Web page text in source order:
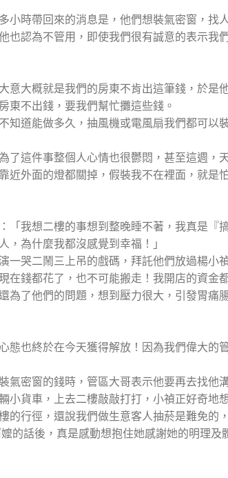
時帶回來的消息是，他們想裝氣密窗，找
認為不管用，即使我們很有誠意的表示我
大概就是我們的房東不肯出這筆錢，於是
東不出錢，要我們幫忙攤這些錢。
道能做多久，抽風機或電風扇我們都可以
這件事整個人心情也很鬱悶，甚至這週，
近外面的燈都關掉，假裝我不在裡面，就是
「我想二樓的事想到整晚睡不著，我真是『
為什麼我都沒感覺到幸福！」
哭二鬧三上吊的戲碼，拜託他們放過楊小
在錢都花了，也不可能搬走！我開店的資金
了他們的問題，想到壓力很大，引發胃痛
也終於在今天獲得解放！因為我們偉大的
密窗的錢時，管區大哥表示他要再去找他
貨車，上去二樓敲敲打打，小禎正好奇地
行徑，還說我們做生意客人抽菸是難免的
的話後，真是感動想抱住她感謝她的明理及